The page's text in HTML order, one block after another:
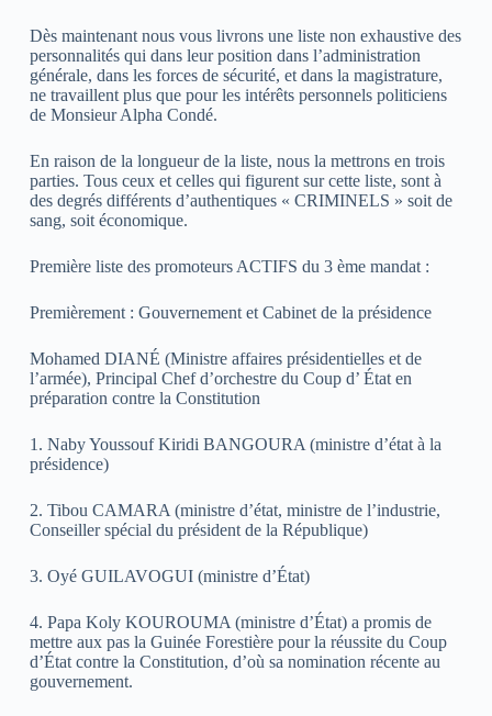
Dès maintenant nous vous livrons une liste non exhaustive des
personnalités qui dans leur position dans l’administration
générale, dans les forces de sécurité, et dans la magistrature,
ne travaillent plus que pour les intérêts personnels politiciens
de Monsieur Alpha Condé.
En raison de la longueur de la liste, nous la mettrons en trois
parties. Tous ceux et celles qui figurent sur cette liste, sont à
des degrés différents d’authentiques « CRIMINELS » soit de
sang, soit économique.
Première liste des promoteurs ACTIFS du 3 ème mandat :
Premièrement : Gouvernement et Cabinet de la présidence
Mohamed DIANÉ (Ministre affaires présidentielles et de
l’armée), Principal Chef d’orchestre du Coup d’ État en
préparation contre la Constitution
1. Naby Youssouf Kiridi BANGOURA (ministre d’état à la
présidence)
2. Tibou CAMARA (ministre d’état, ministre de l’industrie,
Conseiller spécial du président de la République)
3. Oyé GUILAVOGUI (ministre d’État)
4. Papa Koly KOUROUMA (ministre d’État) a promis de
mettre aux pas la Guinée Forestière pour la réussite du Coup
d’État contre la Constitution, d’où sa nomination récente au
gouvernement.